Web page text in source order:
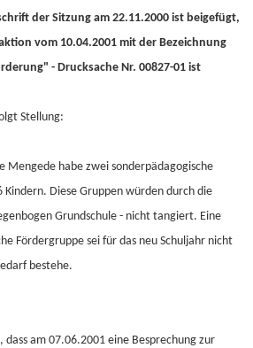
der Sitzung am 22.11.2000 ist beigefügt,
vom 10.04.2001 mit der Bezeichnung
- Drucksache Nr. 00827-01 ist
Stellung:
Mengede habe zwei sonderpädagogische
Kindern. Diese Gruppen würden durch die
Grundschule - nicht tangiert. Eine
Fördergruppe sei für das neu Schuljahr nicht
bestehe.
am 07.06.2001 eine Besprechung zur